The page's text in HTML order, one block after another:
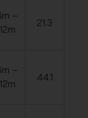
–
12m
21.3
–
12m
44.1